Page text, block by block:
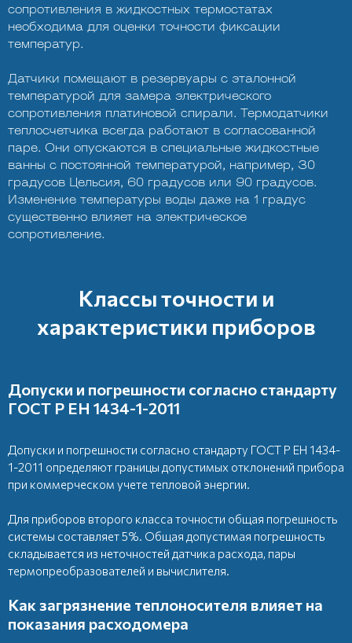
сопротивления в жидкостных термостатах
необходима для оценки точности фиксации
температур.
Датчики помещают в резервуары с эталонной
температурой для замера электрического
сопротивления платиновой спирали. Термодатчики
теплосчетчика всегда работают в согласованной
паре. Они опускаются в специальные жидкостные
ванны с постоянной температурой, например, 30
градусов Цельсия, 60 градусов или 90 градусов.
Изменение температуры воды даже на 1 градус
существенно влияет на электрическое
сопротивление.
Классы точности и
характеристики приборов
Допуски и погрешности согласно стандарту
ГОСТ Р ЕН 1434-1-2011
Допуски и погрешности согласно стандарту ГОСТ Р ЕН 1434-
1-2011 определяют границы допустимых отклонений прибора
при коммерческом учете тепловой энергии.
Для приборов второго класса точности общая погрешность
системы составляет 5%. Общая допустимая погрешность
складывается из неточностей датчика расхода, пары
термопреобразователей и вычислителя.
Как загрязнение теплоносителя влияет на
показания расходомера